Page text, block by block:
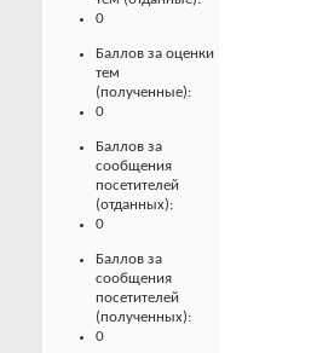
0
Баллов за оценки
тем
(полученные):
0
Баллов за
сообщения
посетителей
(отданных):
0
Баллов за
сообщения
посетителей
(полученных):
0